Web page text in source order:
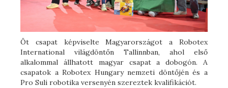
Öt csapat képviselte Magyarországot a Robotex
International világdöntőn Tallinnban, ahol első
alkalommal állhatott magyar csapat a dobogón. A
csapatok a Robotex Hungary nemzeti döntőjén és a
Pro Suli robotika versenyén szereztek kvalifikációt.